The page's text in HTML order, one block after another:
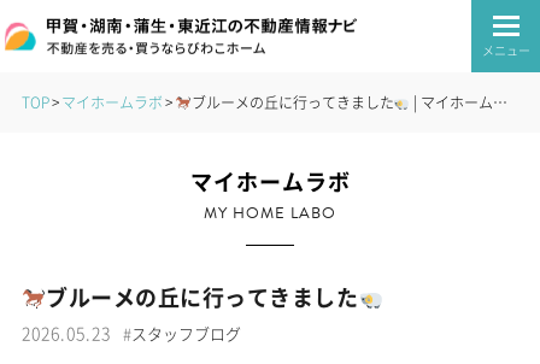
メニュー
TOP マイホームラボ ブルーメの丘に行ってきました | マイホームラボ | 甲賀・湖南・蒲生・東近江の不動産情報ナビ｜びわこホーム
マイホームラボ
MY HOME LABO
ブルーメの丘に行ってきました
2026.05.23 #スタッフブログ